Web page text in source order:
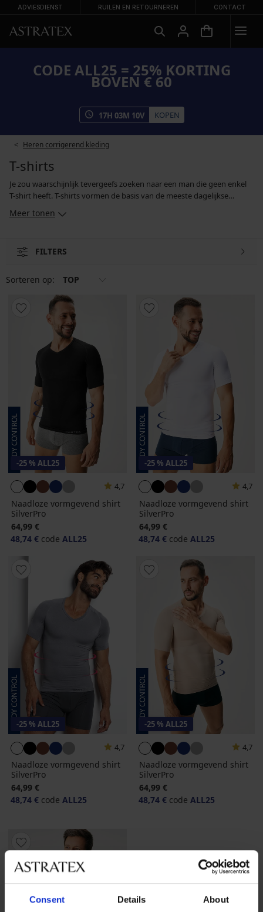
Consent Details About
ADVIESDIENST RUILEN EN RETOURNEREN CONTACT
CODE ALL25 = 25% KORTING
BOVEN € 60
17H 03M 10V KOPEN
Heren corrigerend kleding
T-shirts
Je zou waarschijnlijk tevergeefs zoeken naar een man die geen enkel
T-shirt heeft. T-shirts vormen de basis van de meeste dagelijkse
comfortabele shirts voor thuis, functionele T-shirts voor het sporten,
je ongetwijfeld een geschikt shirt zal vinden, zowel voor alledaags
Meer tonen
FILTERS
Sorteren op: TOP
-25 % ALL25
4,7
Naadloze vormgevend shirt
SilverPro
64,99 €
48,74 € code ALL25
-25 % ALL25
4,7
Naadloze vormgevend shirt
SilverPro
64,99 €
48,74 € code ALL25
-25 % ALL25
4,7
Naadloze vormgevend shirt
SilverPro
64,99 €
48,74 € code ALL25
-25 % ALL25
4,7
Naadloze vormgevend shirt
SilverPro
64,99 €
48,74 € code ALL25